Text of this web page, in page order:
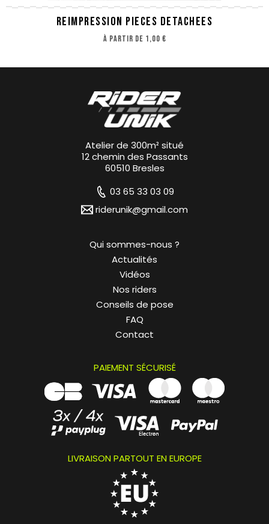
REIMPRESSION PIECES DETACHEES
à partir de 1,00 €
Atelier de 300m² situé
12 chemin des Passants
60510 Bresles
03 65 33 03 09
riderunik@gmail.com
Qui sommes-nous ?
Actualités
Vidéos
Nos riders
Conseils de pose
FAQ
Contact
PAIEMENT SÉCURISÉ
LIVRAISON PARTOUT EN EUROPE